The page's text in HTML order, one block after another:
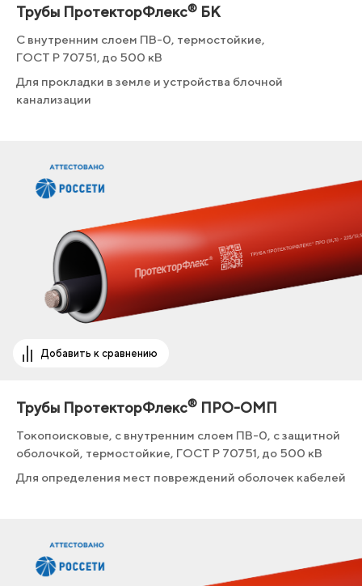
Трубы ПротекторФлекс® БК
С внутренним слоем ПВ-0, термостойкие,
ГОСТ Р 70751, до 500 кВ
Для прокладки в земле и устройства блочной
канализации
Добавить к сравнению
Трубы ПротекторФлекс® ПРО-ОМП
Токопоисковые, с внутренним слоем ПВ-0, с защитной
оболочкой, термостойкие, ГОСТ Р 70751, до 500 кВ
Для определения мест повреждений оболочек кабелей